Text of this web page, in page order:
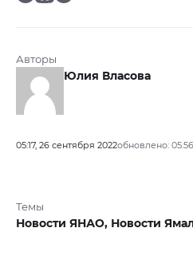
Авторы
Юлия Власова
05:17, 26 сентября 2022обновлено:
Темы
Новости ЯНАО, Новости